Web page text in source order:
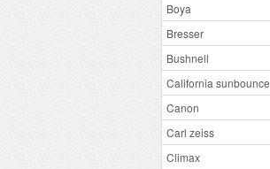
Boya
Bresser
Bushnell
California sunbounce
Canon
Carl zeiss
Climax